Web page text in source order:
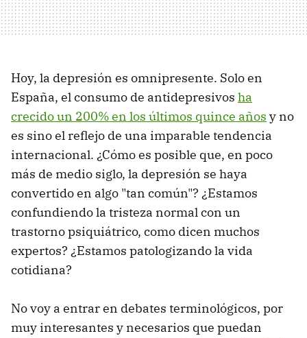
Hoy, la depresión es omnipresente. Solo en
España, el consumo de antidepresivos ha
crecido un 200% en los últimos quince años y no
es sino el reflejo de una imparable tendencia
internacional. ¿Cómo es posible que, en poco
más de medio siglo, la depresión se haya
convertido en algo "tan común"? ¿Estamos
confundiendo la tristeza normal con un
trastorno psiquiátrico, como dicen muchos
expertos? ¿Estamos patologizando la vida
cotidiana?
No voy a entrar en debates terminológicos, por
muy interesantes y necesarios que puedan